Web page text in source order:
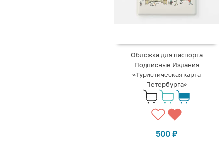
Обложка для паспорта
Подписные Издания
«Туристическая карта
Петербурга»
500 ₽